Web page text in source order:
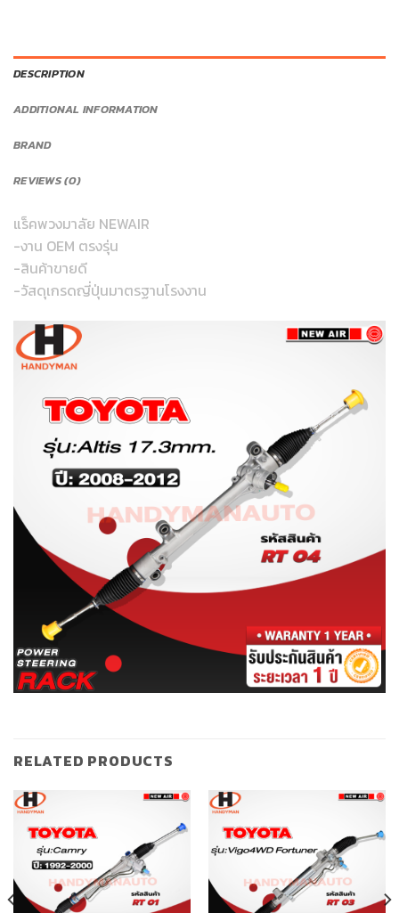
DESCRIPTION
ADDITIONAL INFORMATION
BRAND
REVIEWS (0)
แร็คพวงมาลัย NEWAIR
-งาน OEM ตรงรุ่น
-สินค้าขายดี
-วัสดุเกรดญี่ปุ่นมาตรฐานโรงงาน
RELATED PRODUCTS